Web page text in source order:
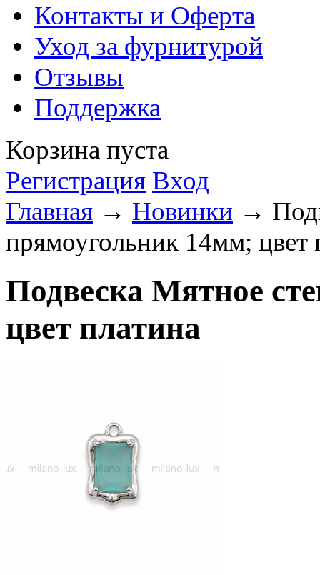
Контакты и Оферта
Уход за фурнитурой
Отзывы
Поддержка
Корзина пуста
Регистрация Вход
Главная → Новинки →
прямоугольник 14мм; цвет
Подвеска Мятное
цвет платина